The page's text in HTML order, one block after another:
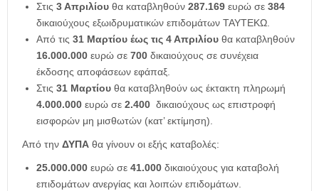
Στις 3 Απριλίου θα καταβληθούν 287.169 ευρώ σε 384
δικαιούχους εξωιδρυματικών επιδομάτων ΤΑΥΤΕΚΩ.
Από τις 31 Μαρτίου έως τις 4 Απριλίου θα καταβληθούν
16.000.000 ευρώ σε 700 δικαιούχους σε συνέχεια
έκδοσης αποφάσεων εφάπαξ.
Στις 31 Μαρτίου θα καταβληθούν ως έκτακτη πληρωμή
4.000.000 ευρώ σε 2.400 δικαιούχους ως επιστροφή
εισφορών μη μισθωτών (κατ’ εκτίμηση).
Από την ΔΥΠΑ θα γίνουν οι εξής καταβολές:
25.000.000 ευρώ σε 41.000 δικαιούχους για καταβολή
επιδομάτων ανεργίας και λοιπών επιδομάτων.